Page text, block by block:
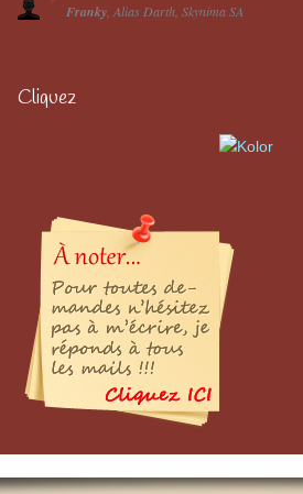
Franky Alias Darth Skynima SA
Cliquez